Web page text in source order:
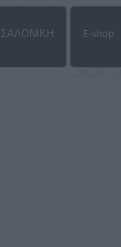
E-shop